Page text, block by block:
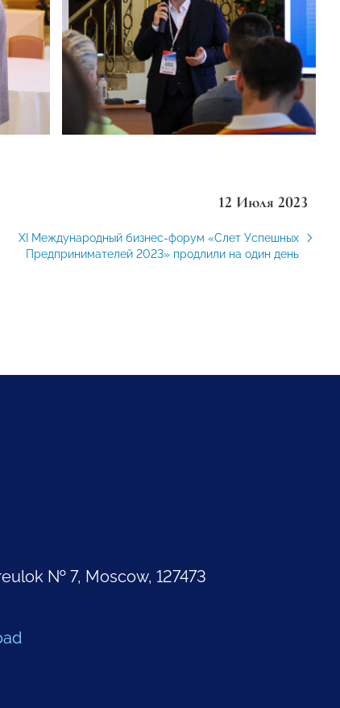
12 Июля 2023
XI Международный бизнес-форум «Слет Успешных
Предпринимателей 2023» продлили на один день
№ 7, Moscow, 127473